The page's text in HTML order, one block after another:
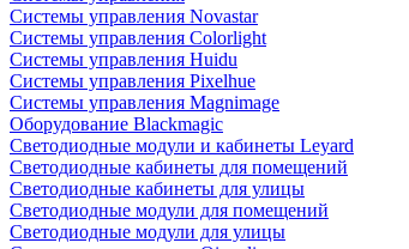
Системы управления Novastar
Системы управления Colorlight
Системы управления Huidu
Системы управления Pixelhue
Системы управления Magnimage
Оборудование Blackmagic
Светодиодные модули и кабинеты Leyard
Светодиодные кабинеты для помещений
Светодиодные кабинеты для улицы
Светодиодные модули для помещений
Светодиодные модули для улицы